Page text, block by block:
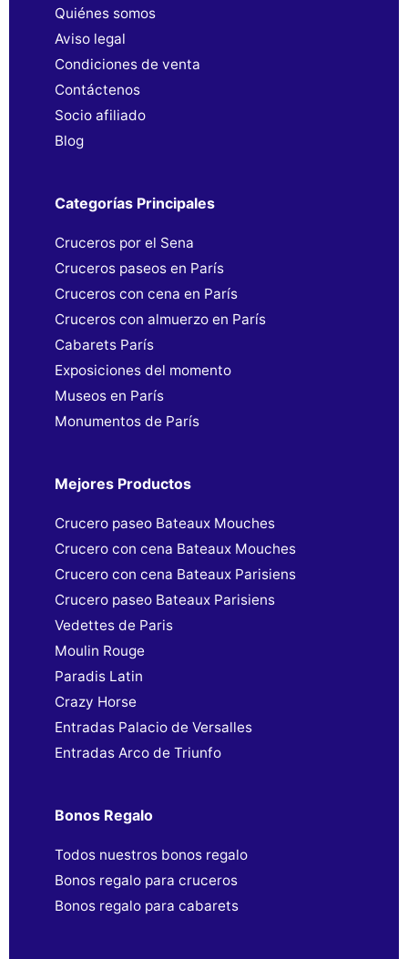
Quiénes somos
Aviso legal
Condiciones de venta
Contáctenos
Socio afiliado
Blog
Categorías Principales
Cruceros por el Sena
Cruceros paseos en París
Cruceros con cena en París
Cruceros con almuerzo en París
Cabarets París
Exposiciones del momento
Museos en París
Monumentos de París
Mejores Productos
Crucero paseo Bateaux Mouches
Crucero con cena Bateaux Mouches
Crucero con cena Bateaux Parisiens
Crucero paseo Bateaux Parisiens
Vedettes de Paris
Moulin Rouge
Paradis Latin
Crazy Horse
Entradas Palacio de Versalles
Entradas Arco de Triunfo
Bonos Regalo
Todos nuestros bonos regalo
Bonos regalo para cruceros
Bonos regalo para cabarets